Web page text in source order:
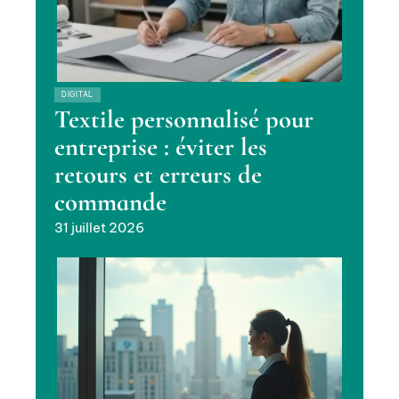
DIGITAL
Textile personnalisé pour
entreprise : éviter les
retours et erreurs de
commande
31 juillet 2026